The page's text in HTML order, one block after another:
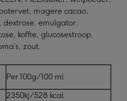
magere cacao,
dextrose, emulgator:
koffie, glucosestroop,
zout.
Per 100g/100 ml
2350kj/528 kcal